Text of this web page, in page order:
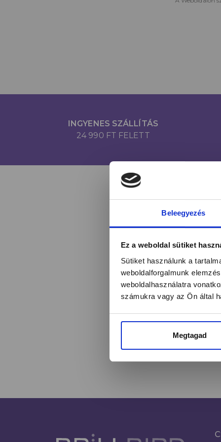
Beleegyezés
Ez a weboldal sütiket
Sütiket használunk a
weboldalforgalmunk
weboldalhasználatra
számukra vagy az Ön által
Megtagad
INGYENES SZÁLLÍTÁS
24 990 FT FELETT
Értesülj egy
Név*